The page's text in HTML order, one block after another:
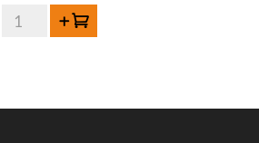
quantité
Ajouter au panier